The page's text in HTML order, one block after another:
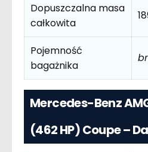
Dopuszczalna masa
całkowita
Pojemność
bagażnika
Mercedes-Benz
(462 HP) Coupe –